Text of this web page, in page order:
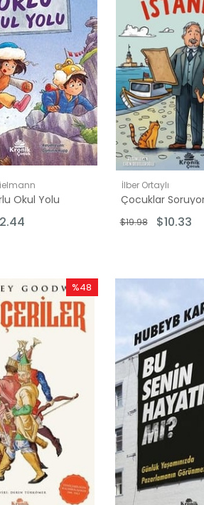
Okul Yolu
İlber Ortaylı
$10.33
$19.98
%48
İndirim
%48İndirim